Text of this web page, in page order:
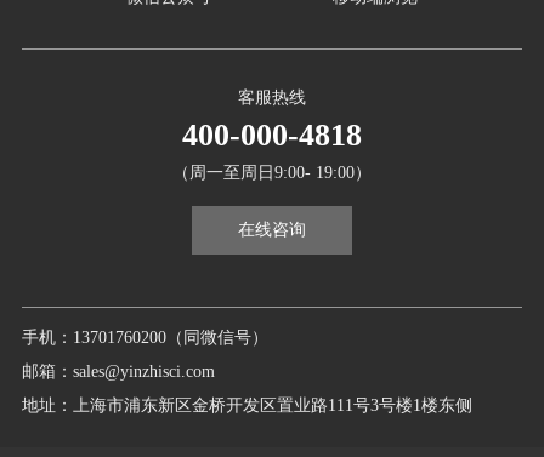
手机：13701760200（同微信号）
邮箱：sales@yinzhisci.com
地址：上海市浦东新区金桥开发区置业路111号3号楼1楼东侧
客服热线
400-000-4818
（周一至周日9:00- 19:00）
在线咨询